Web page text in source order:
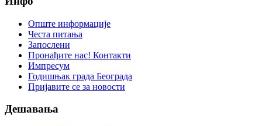
Опште информације
Честа питања
Запослени
Пронађите нас! Контакти
Импресум
Годишњак града Београда
Пријавите се за новости
Дешавања